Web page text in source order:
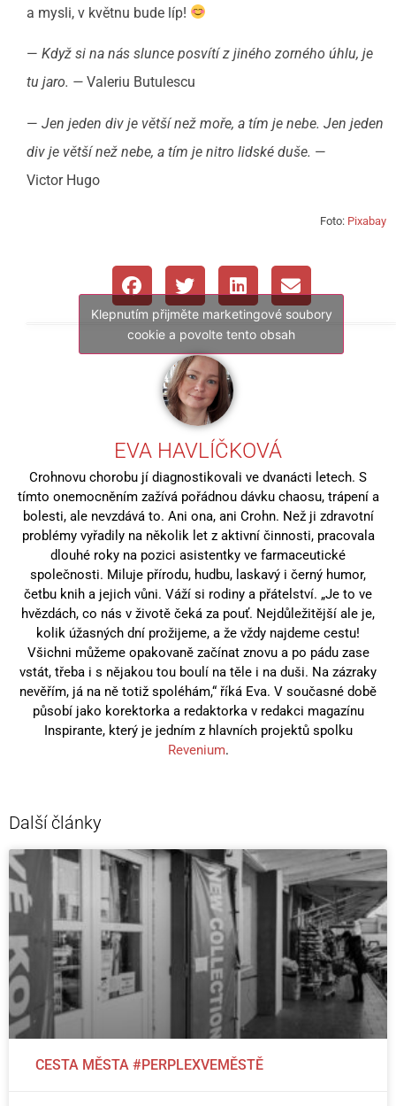
a mysli, v květnu bude líp!
— Když si na nás slunce posvítí z jiného zorného úhlu, je
tu jaro. — Valeriu Butulescu
— Jen jeden div je větší než moře, a tím je nebe. Jen jeden
div je větší než nebe, a tím je nitro lidské duše. —
Victor Hugo
Foto: Pixabay
Klepnutím přijměte marketingové soubory
cookie a povolte tento obsah
EVA HAVLÍČKOVÁ
Crohnovu chorobu jí diagnostikovali ve dvanácti letech. S
tímto onemocněním zažívá pořádnou dávku chaosu, trápení a
bolesti, ale nevzdává to. Ani ona, ani Crohn. Než ji zdravotní
problémy vyřadily na několik let z aktivní činnosti, pracovala
dlouhé roky na pozici asistentky ve farmaceutické
společnosti. Miluje přírodu, hudbu, laskavý i černý humor,
četbu knih a jejich vůni. Váží si rodiny a přátelství. „Je to ve
hvězdách, co nás v životě čeká za pouť. Nejdůležitější ale je,
kolik úžasných dní prožijeme, a že vždy najdeme cestu!
Všichni můžeme opakovaně začínat znovu a po pádu zase
vstát, třeba i s nějakou tou boulí na těle i na duši. Na zázraky
nevěřím, já na ně totiž spoléhám,“ říká Eva. V současné době
působí jako korektorka a redaktorka v redakci magazínu
Inspirante, který je jedním z hlavních projektů spolku
Revenium.
Další články
CESTA MĚSTA #PERPLEXVEMĚSTĚ